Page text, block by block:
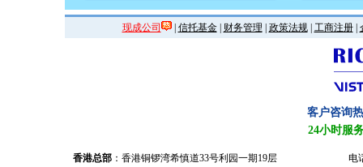
现成公司 | 信托基金| 财务管理 政策法规| 工商注册|
客户咨询
24小时服
香港总部 ：香港铜锣湾希慎道33号利园一期19层
电